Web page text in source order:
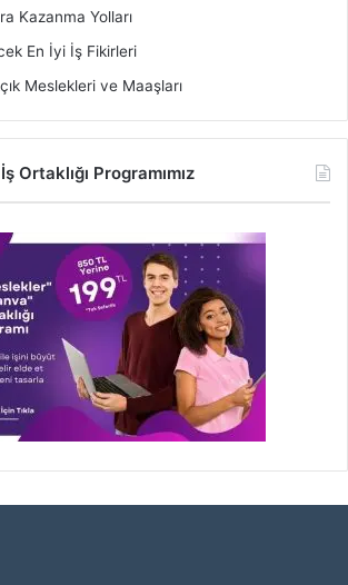
Kazanma Yolları
En İyi İş Fikirleri
Meslekleri ve Maaşları
Ortaklığı Programımız